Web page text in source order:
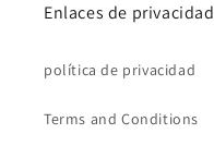
Enlaces de privacidad
política de privacidad
Terms and Conditions